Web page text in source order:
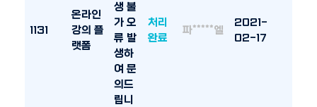
1131
온라인
강의 플
랫폼
생 불
가 오
류 발
생하
여 문
의드
립니
처리
완료
파*****엘
2021-
02-17